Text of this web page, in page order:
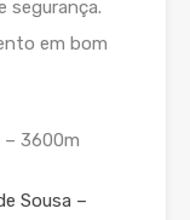
segurança.
em bom
3600m
Sousa –